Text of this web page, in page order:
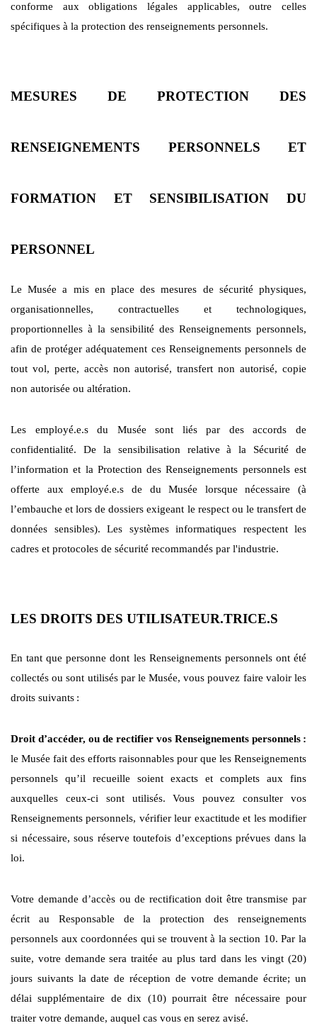
conforme aux obligations légales applicables, outre celles
spécifiques à la protection des renseignements personnels.
MESURES DE PROTECTION DES
RENSEIGNEMENTS PERSONNELS ET
FORMATION ET SENSIBILISATION DU
PERSONNEL
Le Musée a mis en place des mesures de sécurité physiques,
organisationnelles, contractuelles et technologiques,
proportionnelles à la sensibilité des Renseignements personnels,
afin de protéger adéquatement ces Renseignements personnels de
tout vol, perte, accès non autorisé, transfert non autorisé, copie
non autorisée ou altération.
Les employé.e.s du Musée sont liés par des accords de
confidentialité. De la sensibilisation relative à la Sécurité de
l’information et la Protection des Renseignements personnels est
offerte aux employé.e.s de du Musée lorsque nécessaire (à
l’embauche et lors de dossiers exigeant le respect ou le transfert de
données sensibles). Les systèmes informatiques respectent les
cadres et protocoles de sécurité recommandés par l'industrie.
LES DROITS DES UTILISATEUR.TRICE.S
En tant que personne dont les Renseignements personnels ont été
collectés ou sont utilisés par le Musée, vous pouvez faire valoir les
droits suivants :
Droit d’accéder, ou de rectifier vos Renseignements personnels :
le Musée fait des efforts raisonnables pour que les Renseignements
personnels qu’il recueille soient exacts et complets aux fins
auxquelles ceux-ci sont utilisés. Vous pouvez consulter vos
Renseignements personnels, vérifier leur exactitude et les modifier
si nécessaire, sous réserve toutefois d’exceptions prévues dans la
loi.
Votre demande d’accès ou de rectification doit être transmise par
écrit au Responsable de la protection des renseignements
personnels aux coordonnées qui se trouvent à la section 10. Par la
suite, votre demande sera traitée au plus tard dans les vingt (20)
jours suivants la date de réception de votre demande écrite; un
délai supplémentaire de dix (10) pourrait être nécessaire pour
traiter votre demande, auquel cas vous en serez avisé.